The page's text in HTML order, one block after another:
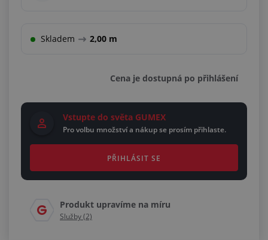
Skladem 2,00 m
Cena je dostupná po přihlášení
Vstupte do světa GUMEX
Pro volbu množství a nákup se prosím přihlaste.
PŘIHLÁSIT SE
Produkt upravíme na míru
Služby (2)